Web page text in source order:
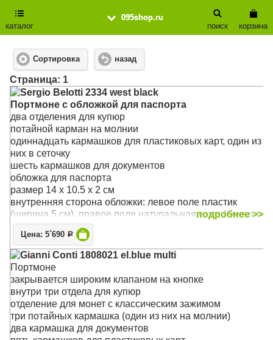
095shop.ru
каталог
корзина
поиск
Сортировка назад
Cтраница: 1
Sergio Belotti 2334 west black
Портмоне с обложкой для паспорта
два отделения для купюр
потайной карман на молнии
одиннадцать кармашков для пластиковых карт, один из
них в сеточку
шесть кармашков для документов
обложка для паспорта
размер 14 x 10.5 x 2 см
внутренняя сторона обложки: левое поле пластик
(ширина 5 см), правое поле натуральная кожа (ширина
6,5см), на внутренней стороне обложки три кармашка
для документов
Материал: натуральная кожа
Цвет: чёрный
Тип: в одно сложение
Размер: 16 x 11 x 2.5 см
подробнее >>
Цена: 5`690 Р
Gianni Conti 1808021 el.blue multi
Портмоне
закрывается широким клапаном на кнопке
внутри три отдела для купюр
отделение для монет с классическим зажимом
три потайных кармашка (один из них на молнии)
два кармашка для документов